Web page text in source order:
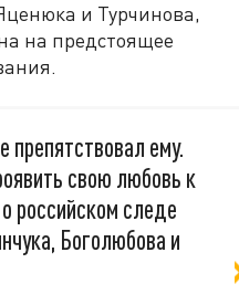
и Турчинова,
на предстоящее
препятствовал ему.
свою любовь к
российском следе
Боголюбова и